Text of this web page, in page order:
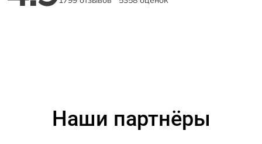
Наши партнёры